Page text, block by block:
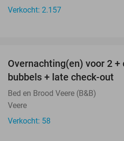
Verkocht: 2.157
Overnachting(en) voor 2
bubbels + late check-out
Bed en Brood Veere (B&B)
Veere
Verkocht: 58